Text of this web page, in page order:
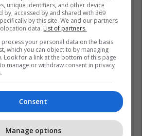
unique identifiers, and other device
by, accessed by and shared with 369
by this site. We and our partners
data. List of partners.
process your personal data on the basis
which you can object to by managing
Look for a link at the bottom of this page
manage or withdraw consent in privacy
Consent
Manage options